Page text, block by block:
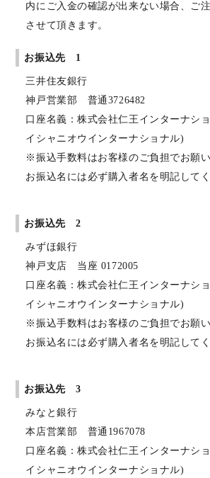
内にご入金の確認が出来ない場合、ご
させて頂きます。
お振込先 1
三井住友銀行
神戸営業部 普通3726482
口座名義：株式会社仁王インターナシ
イシャニオウインターナショナル)
※振込手数料はお客様のご負担でお願い
お振込名には必ず購入者名を明記してく
お振込先 2
みずほ銀行
神戸支店 当座 0172005
口座名義：株式会社仁王インターナシ
イシャニオウインターナショナル)
※振込手数料はお客様のご負担でお願い
お振込名には必ず購入者名を明記してく
お振込先 3
みなと銀行
本店営業部 普通1967078
口座名義：株式会社仁王インターナシ
イシャニオウインターナショナル)